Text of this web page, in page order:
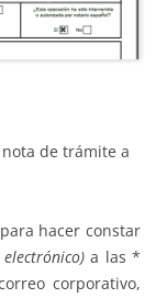
de trámite a
hacer constar
a las *
corporativo,